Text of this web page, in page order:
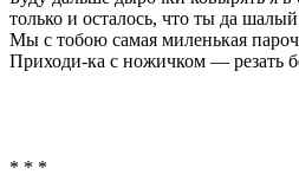
только и осталось, что ты да
Мы с тобою самая миленькая
Приходи-ка с ножичком — резать
* * *